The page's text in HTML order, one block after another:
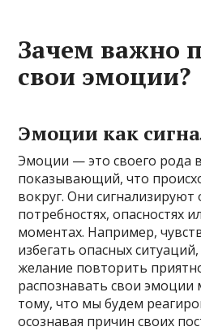
Зачем важно
свои эмоции?
Эмоции как
Эмоции — это своего рода
показывающий, что
вокруг. Они
потребностях, опасностях
моментах. Например,
избегать опасных
желание повторить
распознавать свои эмоции
тому, что мы будем
осознавая причин своих